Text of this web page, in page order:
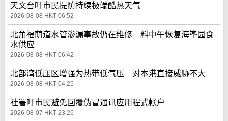
天文台吁市民提防持续极端酷热天气
2026-08-08 HKT 06:52
北角福荫道水管渗漏事故仍在维修 料中午恢复海峯园食
水供应
2026-08-08 HKT 06:42
北部湾低压区增强为热带低气压 对本港直接威胁不大
2026-08-08 HKT 04:25
社署吁市民避免回覆伪冒通讯应用程式帐户
2026-08-07 HKT 23:26